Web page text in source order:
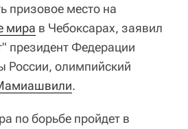
призовое место на
мира в Чебоксарах, заявил
президент Федерации
России, олимпийский
.
по борьбе пройдет в